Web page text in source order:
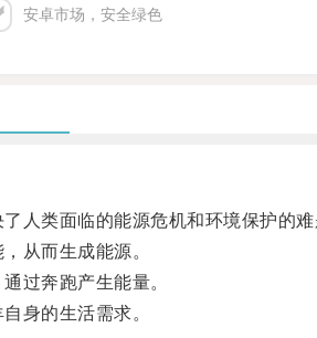
安卓市场，安全绿色
人类面临的能源危机和环境保护的
从而生成能源。
过奔跑产生能量。
身的生活需求。